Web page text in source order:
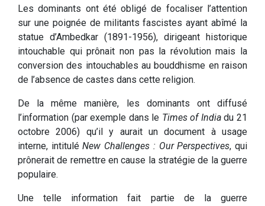
Les dominants ont été obligé de focaliser l’attention
sur une poignée de militants fascistes ayant abîmé la
statue d’Ambedkar (1891-1956), dirigeant historique
intouchable qui prônait non pas la révolution mais la
conversion des intouchables au bouddhisme en raison
de l’absence de castes dans cette religion.
De la même manière, les dominants ont diffusé
l’information (par exemple dans le Times of Indiadu 21
octobre 2006) qu’il y aurait un document à usage
interne, intituléNew Challenges : Our Perspectives, qui
prônerait de remettre en cause la stratégie de la guerre
populaire.
Une telle information fait partie de la guerre